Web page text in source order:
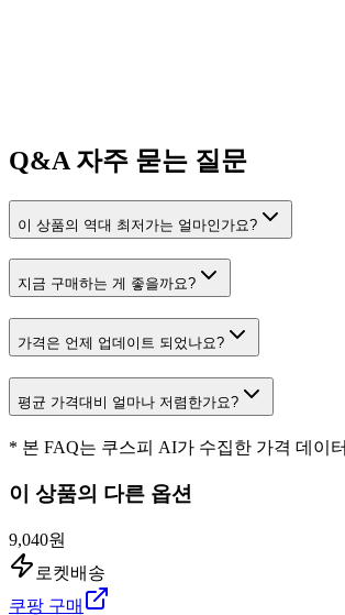
Q&A 자주 묻는 질문
이 상품의 역대 최저가는 얼마인가요?
지금 구매하는 게 좋을까요?
가격은 언제 업데이트 되었나요?
평균 가격대비 얼마나 저렴한가요?
* 본 FAQ는 쿠스피 AI가 수집한 가격 데이
이 상품의 다른 옵션
9,040원
로켓배송
쿠팡 구매